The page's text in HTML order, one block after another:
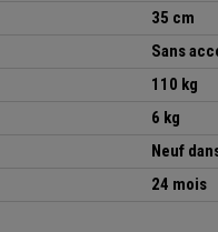
35 cm
Sans
110 kg
6 kg
Neuf
24 mois